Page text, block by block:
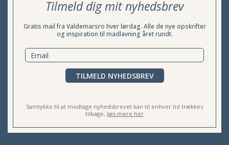
Tilmeld dig mit nyhedsbrev
Gratis mail fra Valdemarsro hver lørdag. Alle de nye opskrifter
og inspiration til madlavning året rundt.
TILMELD NYHEDSBREV
Samtykke til at modtage nyhedsbrevet kan til enhver tid trækkes
tilbage, læs mere her